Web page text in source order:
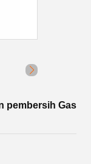
pembersih Gas